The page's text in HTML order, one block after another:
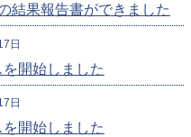
結果報告書ができました
日
開始しました
日
開始しました